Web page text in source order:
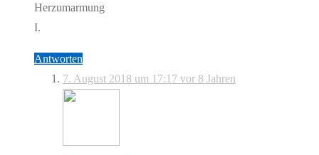
Herzumarmung
I.
Antworten
7. August 2018 um 17:17 vor 8 Jahren